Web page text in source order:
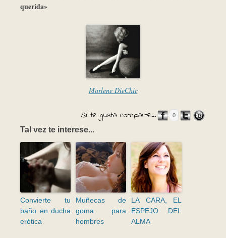
querida»
Marlene DieChic
Si te gusta comparte... 0
Tal vez te interese...
Convierte tu
baño en ducha
erótica
Muñecas de
goma para
hombres
LA CARA, EL
ESPEJO DEL
ALMA